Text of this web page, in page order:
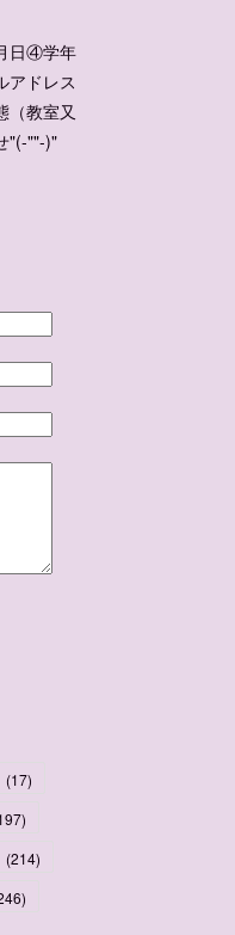
日④学年
ドレス
教室又
"(-""-)"
(17)
)
(214)
)